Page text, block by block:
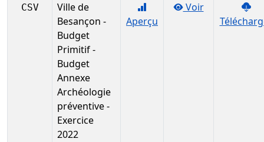
CSV
Ville de
Besançon -
Budget
Primitif -
Budget
Annexe
Archéologie
préventive -
Exercice
2022
Aperçu
Voir